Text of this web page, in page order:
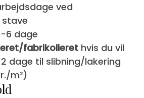
ved
6 dage
fabrikolieret hvis du vil
dage til slibning/lakering
m²)